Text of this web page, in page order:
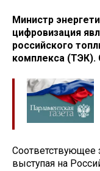
Министр
цифровизация
российского
комплекса
Соответствующее
выступая на